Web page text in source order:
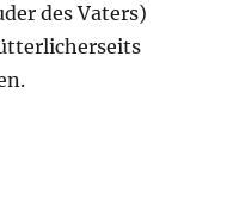
des Vaters)